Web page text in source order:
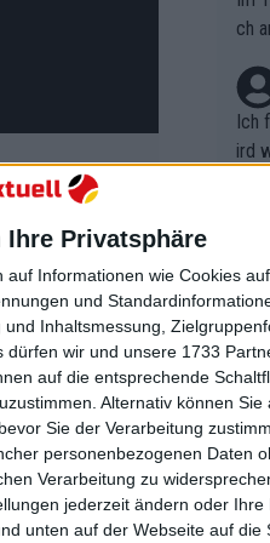
Privatsphäre
Informationen wie Cookies
und
Inhaltsmessung,
dürfen wir und unsere 1733
auf die entsprechende
Alternativ können Sie
Sie der Verarbeitung
personenbezogenen Daten
Verarbeitung zu
jederzeit ändern oder Ihre
unten auf der Webseite auf die
Welt. Eine
Swiatek
Feier der
an
Teppich
ch
Ich
ird
em
t,
B.
on
n
nt.